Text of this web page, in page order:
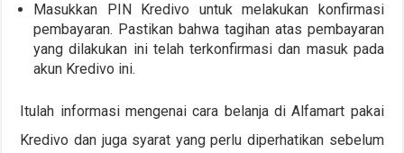
Masukkan PIN Kredivo untuk melakukan konfirmasi
pembayaran. Pastikan bahwa tagihan atas pembayaran
yang dilakukan ini telah terkonfirmasi dan masuk pada
akun Kredivo ini.
Itulah informasi mengenai cara belanja di Alfamart pakai
Kredivo dan juga syarat yang perlu diperhatikan sebelum